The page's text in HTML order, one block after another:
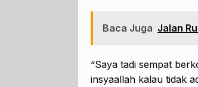
Baca Juga Jalan
“Saya tadi sempat
insyaallah kalau tidak